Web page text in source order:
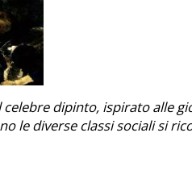
celebre dipinto, ispirato alle
le diverse classi sociali si